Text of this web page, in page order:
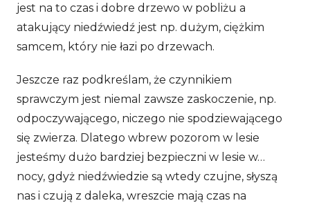
jest na to czas i dobre drzewo w pobliżu a
atakujący niedźwiedź jest np. dużym, ciężkim
samcem, który nie łazi po drzewach.
Jeszcze raz podkreślam, że czynnikiem
sprawczym jest niemal zawsze zaskoczenie, np.
odpoczywającego, niczego nie spodziewającego
się zwierza. Dlatego wbrew pozorom w lesie
jesteśmy dużo bardziej bezpieczni w lesie w…
nocy, gdyż niedźwiedzie są wtedy czujne, słyszą
nas i czują z daleka, wreszcie mają czas na